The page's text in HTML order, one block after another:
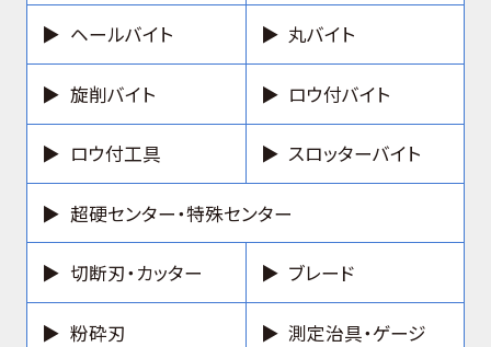
ヘールバイト 丸バイト
旋削バイト ロウ付バイト
ロウ付工具 スロッターバイト
超硬センター・特殊センター
切断刃・カッター ブレード
粉砕刃 測定治具・ゲージ